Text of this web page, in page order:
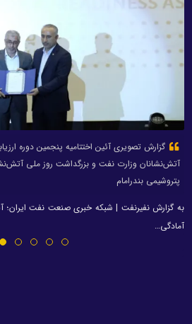
گزارش تصویری آئین اختتامیه پنجمین دوره
آتش‌نشانان وزارت نفت و بزرگداشت روز ملی
پتروشیمی بندرامام
به گزارش نفیرنفت | شبکه خبری صنعت نفت ایران؛
آمادگی…